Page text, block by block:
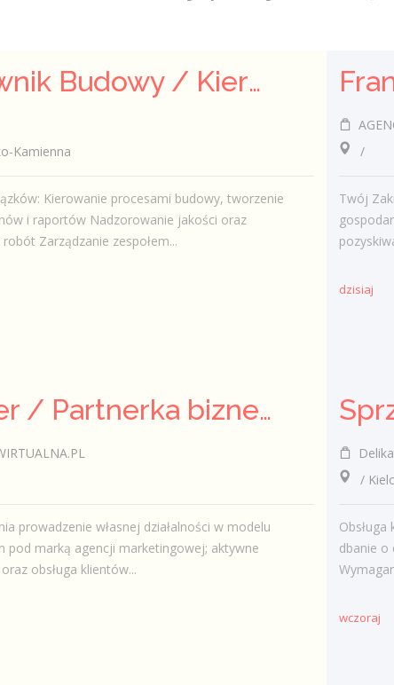
Kierownik Budowy / Kierowniczka Budowy
Kierowanie procesami budowy, tworzenie
i raportów Nadzorowanie jakości oraz
Zarządzanie zespołem...
/
Twój
dzisiaj
Partner / Partnerka biznesowa – agencja marketingu internetowego (model franczyzowy)
prowadzenie własnej działalności w modelu
pod marką agencji marketingowej; aktywne
obsługa klientów...
/
dbanie o
wczoraj